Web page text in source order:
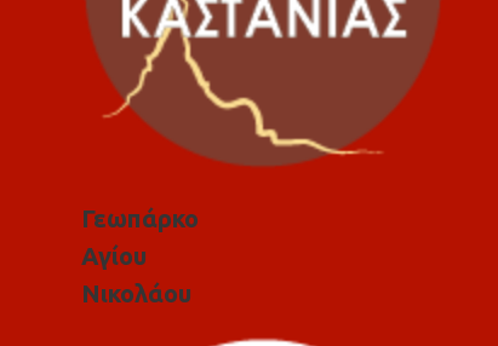
Γεωπάρκο
Αγίου
Νικολάου